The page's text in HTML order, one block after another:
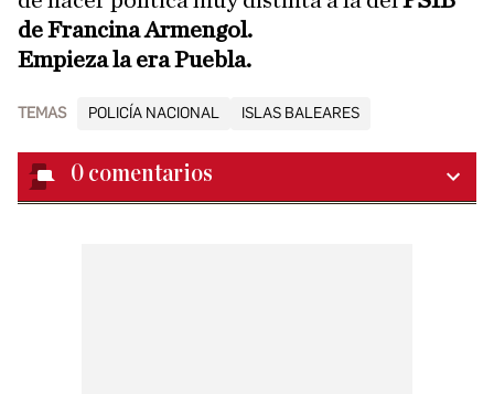
de Francina Armengol.
Empieza la era Puebla.
TEMAS POLICÍA NACIONAL ISLAS BALEARES
0 comentarios